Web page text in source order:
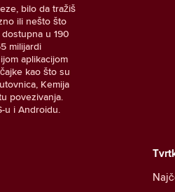
bilo da tražiš
ili nešto što
u 190
milijardi
aplikacijom
kao što su
Kemija
povezivanja.
u i Androidu.